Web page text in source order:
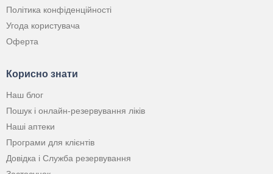
Політика конфіденційності
Угода користувача
Оферта
Корисно знати
Наш блог
Пошук і онлайн-резервування ліків
Наші аптеки
Програми для клієнтів
Довідка і Служба резервування